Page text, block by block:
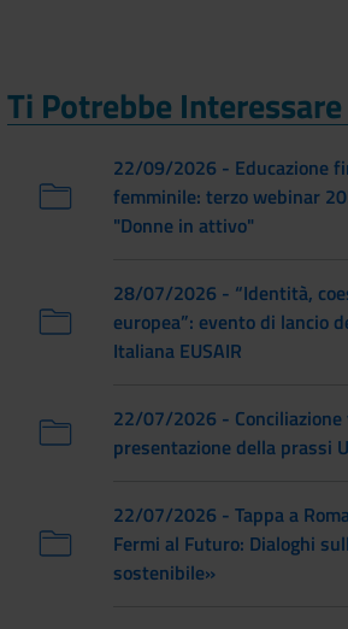
Ti Potrebbe Interessare
22/09/2026 - Educazione
femminile: terzo webinar
"Donne in attivo"
28/07/2026 - “Identità,
europea”: evento di lancio
Italiana EUSAIR
22/07/2026 -
presentazione della prassi
22/07/2026 - Tappa a
Fermi al Futuro: Dialoghi
sostenibile»